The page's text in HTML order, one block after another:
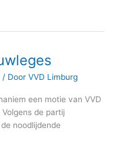
/ Door VVD Limburg
een motie van VVD
de partij
noodlijdende